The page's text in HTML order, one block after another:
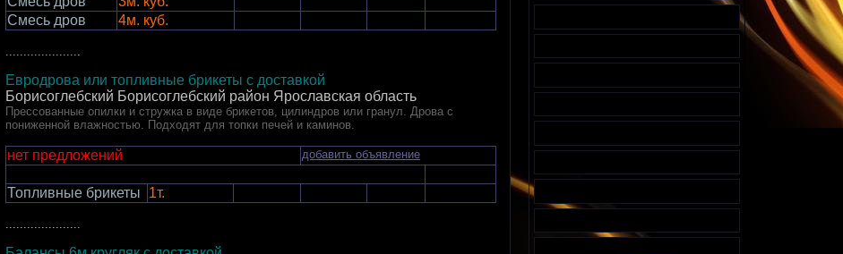
Смесь дров
4м. куб.
Евродрова или топливные брикеты с доставкой
Борисоглебский Борисоглебский район Ярославская область
Прессованные опилки и стружка в виде брикетов, цилиндров или гранул. Дрова с
пониженной влажностью. Подходят для топки печей и каминов.
нет предложений добавить объявление
Топливные брикеты 1т.